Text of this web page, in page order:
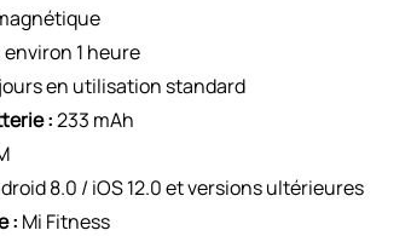
environ 1 heure
en utilisation standard
:233 mAh
8.0 / iOS 12.0 et versions ultérieures
: Mi Fitness